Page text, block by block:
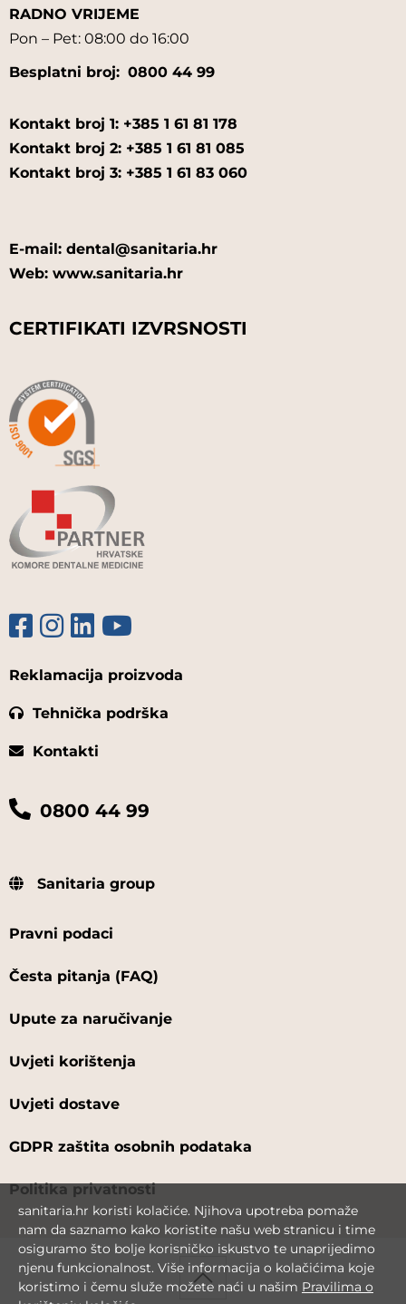
RADNO VRIJEME
Pon – Pet: 08:00 do 16:00
Besplatni broj: 0800 44 99
Kontakt broj 1: +385 1 61 81 178
Kontakt broj 2: +385 1 61 81 085
Kontakt broj 3: +385 1 61 83 060
E-mail: dental@sanitaria.hr
Web: www.sanitaria.hr
CERTIFIKATI IZVRSNOSTI
Reklamacija proizvoda
Tehnička podrška
Kontakti
0800 44 99
Sanitaria group
Pravni podaci
Česta pitanja (FAQ)
Upute za naručivanje
Uvjeti korištenja
Uvjeti dostave
GDPR zaštita osobnih podataka
Politika privatnosti
sanitaria.hr koristi kolačiće. Njihova upotreba pomaže
nam da saznamo kako koristite našu web stranicu i time
osiguramo što bolje korisničko iskustvo te unaprijedimo
njenu funkcionalnost. Više informacija o kolačićima koje
koristimo i čemu služe možete naći u našim Pravilima o